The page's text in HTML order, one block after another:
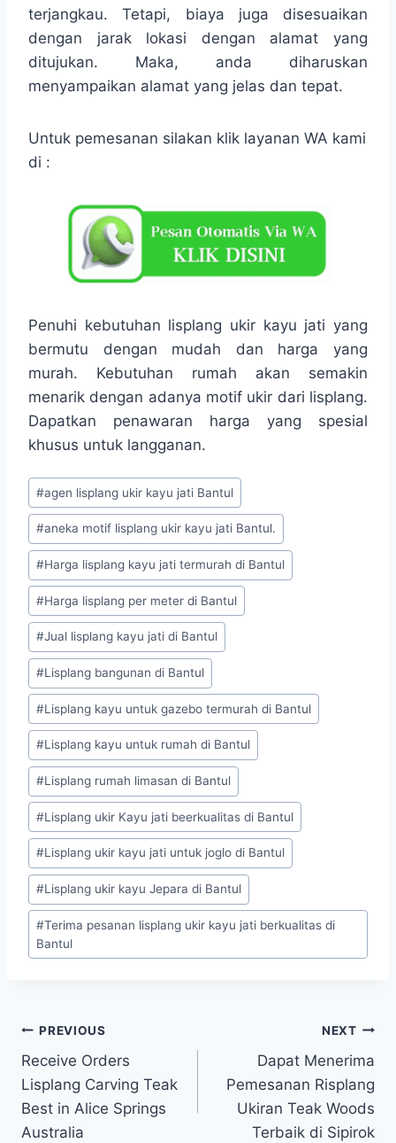
terjangkau. Tetapi, biaya juga disesuaikan
dengan jarak lokasi dengan alamat yang
ditujukan. Maka, anda diharuskan
menyampaikan alamat yang jelas dan tepat.
Untuk pemesanan silakan klik layanan WA kami
di :
Penuhi kebutuhan lisplang ukir kayu jati yang
bermutu dengan mudah dan harga yang
murah. Kebutuhan rumah akan semakin
menarik dengan adanya motif ukir dari lisplang.
Dapatkan penawaran harga yang spesial
khusus untuk langganan.
#agen lisplang ukir kayu jati Bantul
#aneka motif lisplang ukir kayu jati Bantul.
#Harga lisplang kayu jati termurah di Bantul
#Harga lisplang per meter di Bantul
#Jual lisplang kayu jati di Bantul
#Lisplang bangunan di Bantul
#Lisplang kayu untuk gazebo termurah di Bantul
#Lisplang kayu untuk rumah di Bantul
#Lisplang rumah limasan di Bantul
#Lisplang ukir Kayu jati beerkualitas di Bantul
#Lisplang ukir kayu jati untuk joglo di Bantul
#Lisplang ukir kayu Jepara di Bantul
#Terima pesanan lisplang ukir kayu jati berkualitas di
Bantul
PREVIOUS
Receive Orders
Lisplang Carving Teak
Best in Alice Springs
Australia
NEXT
Dapat Menerima
Pemesanan Risplang
Ukiran Teak Woods
Terbaik di Sipirok